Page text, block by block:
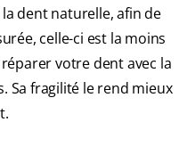
dent naturelle, afin de
celle-ci est la moins
votre dent avec la
Sa fragilité le rend mieux